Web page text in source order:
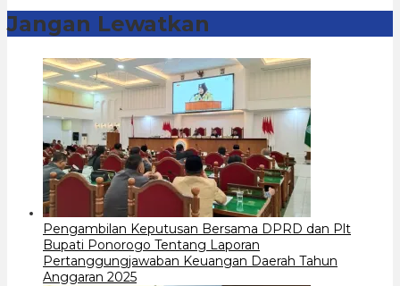
Jangan Lewatkan
Pengambilan Keputusan Bersama DPRD dan Plt
Bupati Ponorogo Tentang Laporan
Pertanggungjawaban Keuangan Daerah Tahun
Anggaran 2025